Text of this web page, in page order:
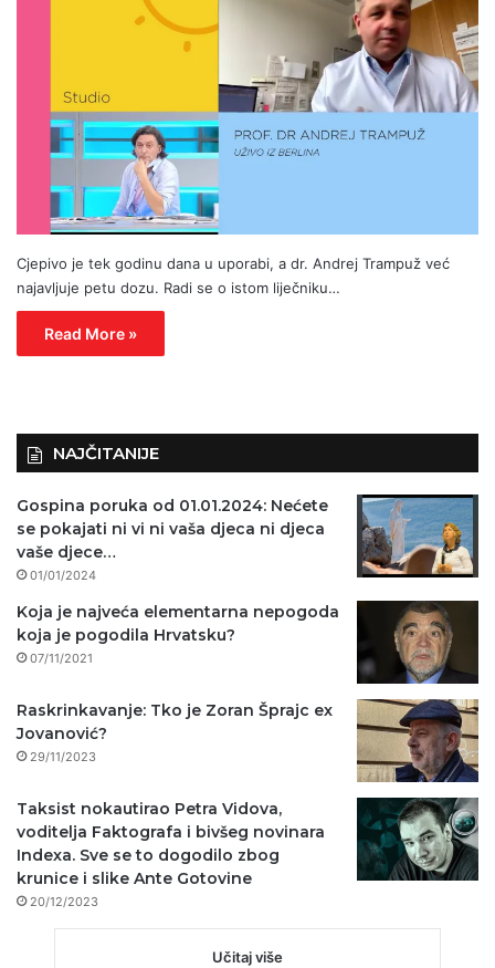
Cjepivo je tek godinu dana u uporabi, a dr. Andrej Trampuž već
najavljuje petu dozu. Radi se o istom liječniku…
Read More »
NAJČITANIJE
Gospina poruka od 01.01.2024: Nećete
se pokajati ni vi ni vaša djeca ni djeca
vaše djece…
01/01/2024
Koja je najveća elementarna nepogoda
koja je pogodila Hrvatsku?
07/11/2021
Raskrinkavanje: Tko je Zoran Šprajc ex
Jovanović?
29/11/2023
Taksist nokautirao Petra Vidova,
voditelja Faktografa i bivšeg novinara
Indexa. Sve se to dogodilo zbog
krunice i slike Ante Gotovine
20/12/2023
Učitaj više